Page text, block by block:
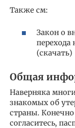
Также см:
Закон о
(скачать)
Общая
Наверняка
знакомых об
страны.
согласитесь,